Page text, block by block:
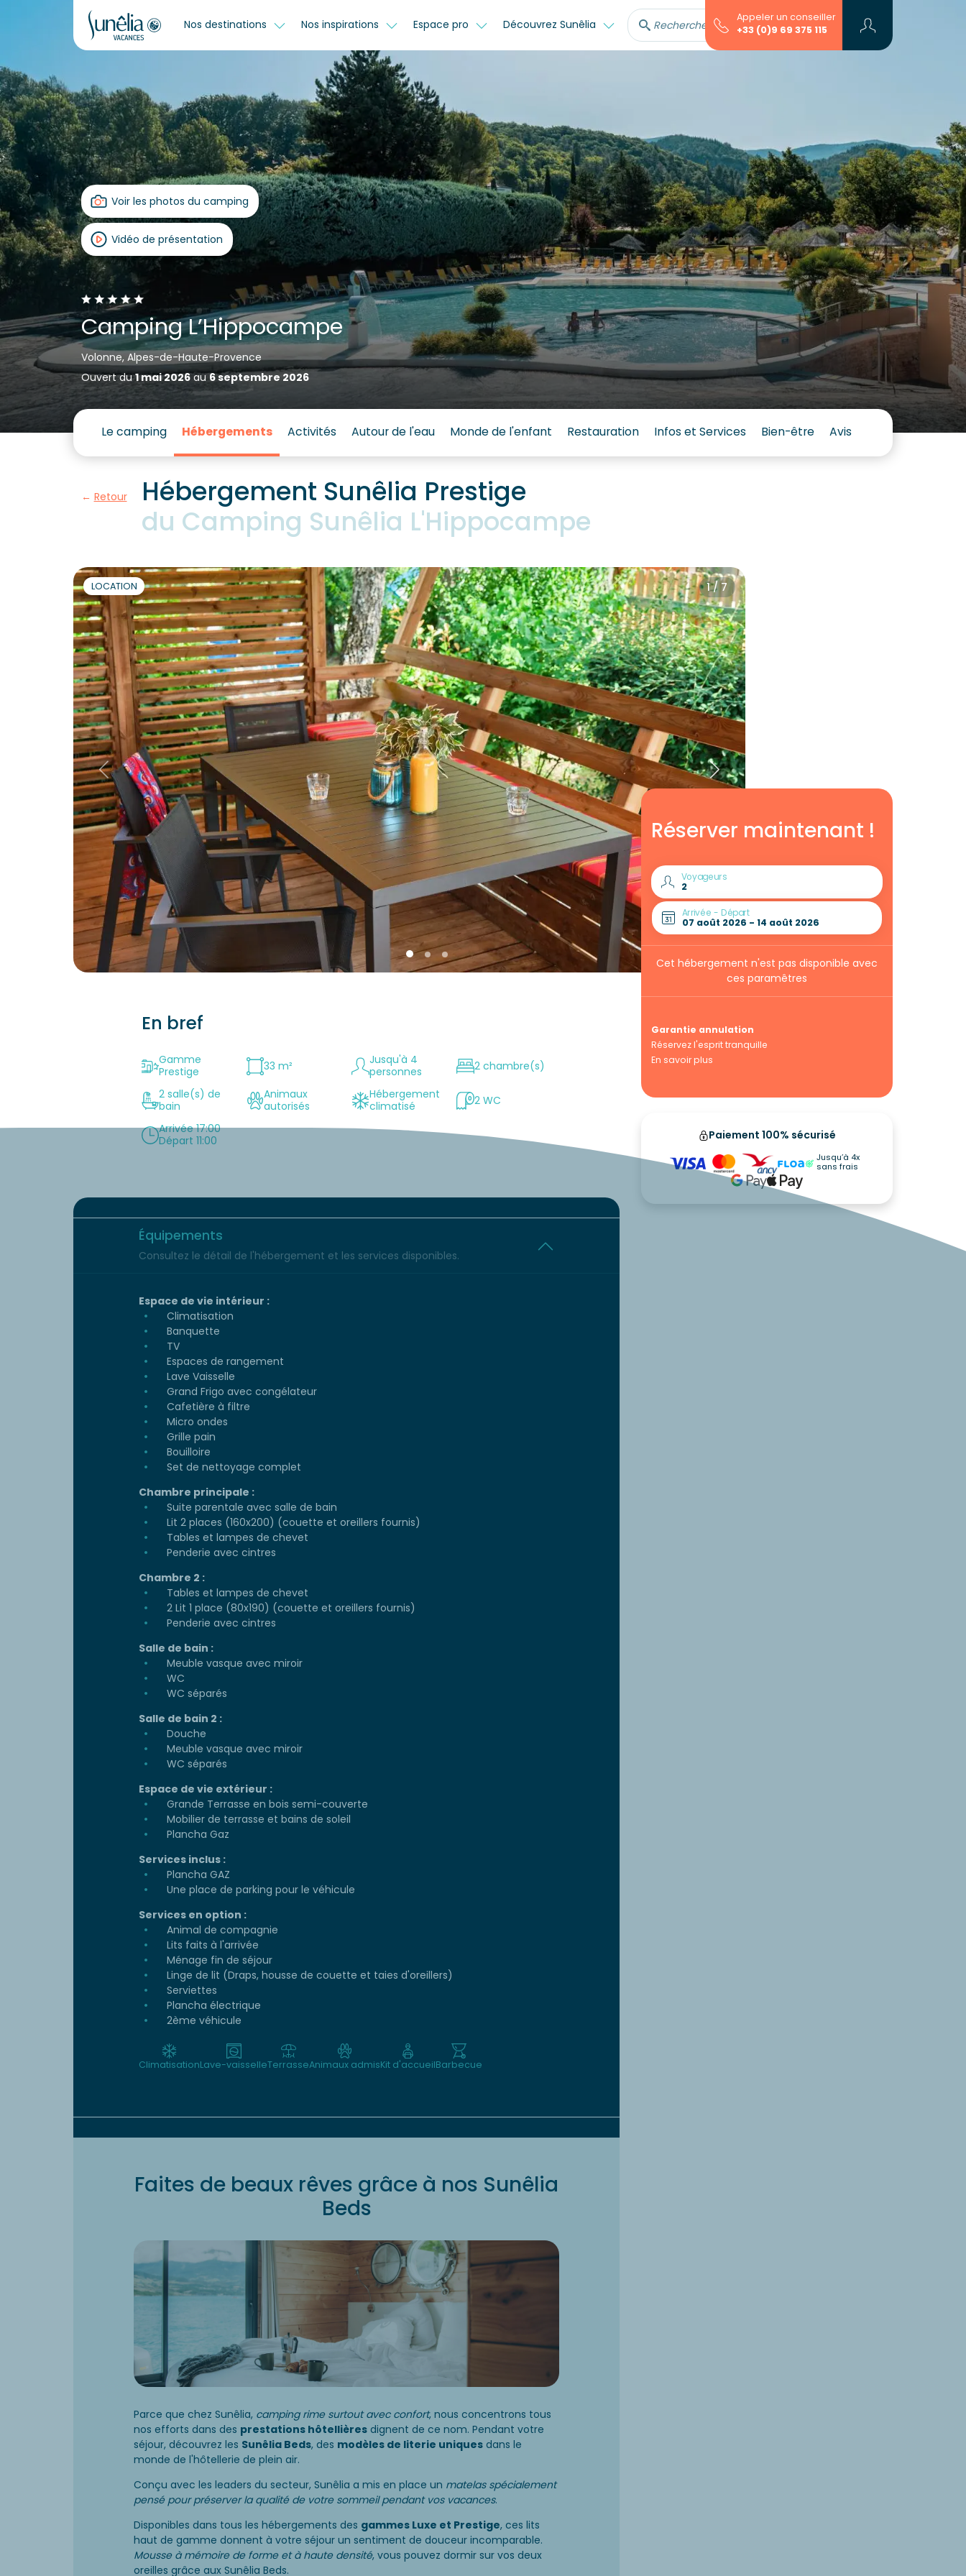
Nos destinations Nos inspirations Espace pro Découvrez Sunêlia Rechercher avec l'assistant...
Appeler un conseiller
+33 (0)9 69 375 115
Voir les photos du camping
Vidéo de présentation
Camping L’Hippocampe
Volonne, Alpes-de-Haute-Provence
Ouvert du1 mai 2026au6 septembre 2026
Le camping Hébergements Activités Autour de l'eau Monde de l'enfant Restauration Infos et Services Bien-être Avis
Retour
Hébergement Sunêlia Prestige
du Camping Sunêlia L'Hippocampe
Réserver maintenant !
Voyageurs
Arrivée - Départ
Cet hébergement n'est pas disponible avec
ces paramêtres
Garantie annulation
Réservez l'esprit tranquille
En savoir plus
Paiement 100% sécurisé
Jusqu’à 4x
sans frais
1 / 7
LOCATION
En bref
Gamme
Prestige
33 m²
Jusqu'à 4
personnes
2 chambre(s)
2 salle(s) de
bain
Animaux
autorisés
Hébergement
climatisé
2 WC
Arrivée 17:00
Départ 11:00
Équipements
Consultez le détail de l'hébergement et les services disponibles.
Espace de vie intérieur :
Climatisation
Banquette
TV
Espaces de rangement
Lave Vaisselle
Grand Frigo avec congélateur
Cafetière à filtre
Micro ondes
Grille pain
Bouilloire
Set de nettoyage complet
Chambre principale :
Suite parentale avec salle de bain
Lit 2 places (160x200) (couette et oreillers fournis)
Tables et lampes de chevet
Penderie avec cintres
Chambre 2 :
Tables et lampes de chevet
2 Lit 1 place (80x190) (couette et oreillers fournis)
Penderie avec cintres
Salle de bain :
Meuble vasque avec miroir
WC
WC séparés
Salle de bain 2 :
Douche
Meuble vasque avec miroir
WC séparés
Espace de vie extérieur :
Grande Terrasse en bois semi-couverte
Mobilier de terrasse et bains de soleil
Plancha Gaz
Services inclus :
Plancha GAZ
Une place de parking pour le véhicule
Services en option :
Animal de compagnie
Lits faits à l'arrivée
Ménage fin de séjour
Linge de lit (Draps, housse de couette et taies d'oreillers)
Serviettes
Plancha électrique
2ème véhicule
ClimatisationLave-vaisselleTerrasseAnimaux admisKit d'accueilBarbecue
Faites de beaux rêves grâce à nos Sunêlia
Beds
Parce que chez Sunêlia, camping rime surtout avec confort, nous concentrons tous
nos efforts dans des prestations hôtellières dignent de ce nom. Pendant votre
séjour, découvrez les Sunêlia Beds, des modèles de literie uniques dans le
monde de l'hôtellerie de plein air.
Conçu avec les leaders du secteur, Sunêlia a mis en place un matelas spécialement
pensé pour préserver la qualité de votre sommeil pendant vos vacances.
Disponibles dans tous les hébergements des gammes Luxe et Prestige, ces lits
haut de gamme donnent à votre séjour un sentiment de douceur incomparable.
Mousse à mémoire de forme et à haute densité, vous pouvez dormir sur vos deux
oreilles grâce aux Sunêlia Beds.